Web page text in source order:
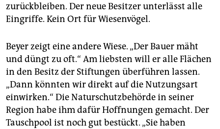
zurückbleiben. Der neue Besitzer unterlässt alle
Eingriffe. Kein Ort für Wiesenvögel.
Beyer zeigt eine andere Wiese. „Der Bauer mäht
und düngt zu oft.“ Am liebsten will er alle Flächen
in den Besitz der Stiftungen überführen lassen.
„Dann könnten wir direkt auf die Nutzungsart
einwirken.“ Die Naturschutzbehörde in seiner
Region habe ihm dafür Hoffnungen gemacht. Der
Tauschpool ist noch gut bestückt. „Sie haben